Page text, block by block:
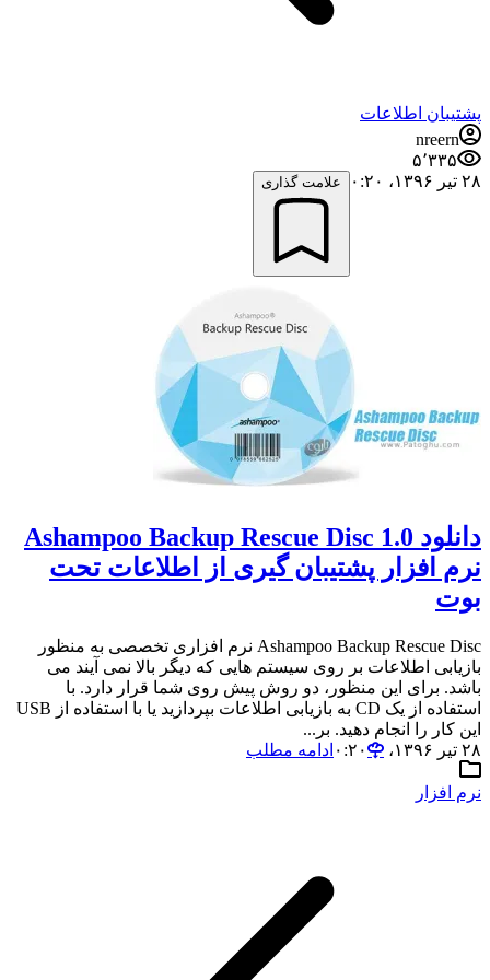
پشتیبان اطلاعات
nreern
۵٬۳۳۵
۲۸ تیر ۱۳۹۶،‏ ۰:۲۰
علامت گذاری
دانلود Ashampoo Backup Rescue Disc 1.0
نرم افزار پشتیبان گیری از اطلاعات تحت
بوت
Ashampoo Backup Rescue Disc نرم افزاری تخصصی به منظور
بازیابی اطلاعات بر روی سیستم هایی که دیگر بالا نمی آیند می
باشد. برای این منظور، دو روش پیش روی شما قرار دارد. با
استفاده از یک CD به بازیابی اطلاعات بپردازید یا با استفاده از USB
این کار را انجام دهید. بر...
۲۸ تیر ۱۳۹۶،‏ ۰:۲۰
ادامه مطلب
نرم افزار